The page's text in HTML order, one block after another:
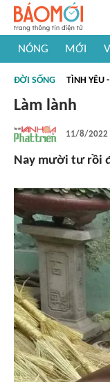
NÓNG MỚI
#Khám phá thế giới
ĐỜI SỐNG TÌNH YÊU
Làm lành
11/8/2022
Nay mười tư rồi